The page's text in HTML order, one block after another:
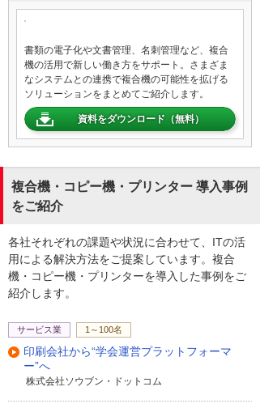
書類の電子化や文書管理、名刺管理など、複合
機の活用で新しい働き方をサポート。さまざま
なシステムとの連携で複合機の可能性を拡げる
ソリューションをまとめてご紹介します。
資料をダウンロード（無料）
複合機・コピー機・プリンター 導入事例
をご紹介
各社それぞれの課題や状況に合わせて、ITの活
用による解決方法をご提案しています。複合
機・コピー機・プリンターを導入した事例をご
紹介します。
サービス業 1～100名
印刷会社から“学会運営プラットフォーマ
ー”へ
株式会社ソウブン・ドットコム